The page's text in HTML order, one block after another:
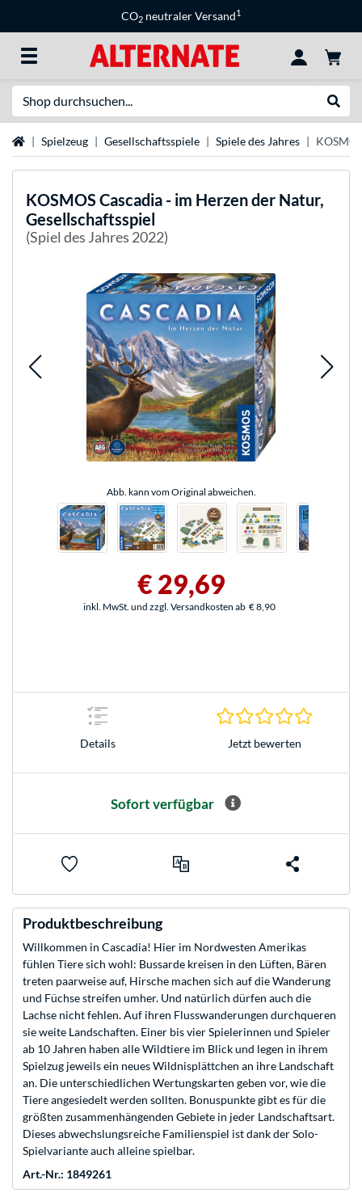
CO2 neutraler Versand1
StartseiteSpielzeug Gesellschaftsspiele Spiele des Jahres
KOSMOS Cascadia - im Herzen der Natur,
Gesellschaftsspiel
(Spiel des Jahres 2022)
Abb. kann vom Original abweichen.
€ 29,69
inkl. MwSt. und zzgl. Versandkosten ab € 8,90
Details Jetzt bewerten
Sofort verfügbar
Produktbeschreibung
Willkommen in Cascadia! Hier im Nordwesten Amerikas
fühlen Tiere sich wohl: Bussarde kreisen in den Lüften, Bären
treten paarweise auf, Hirsche machen sich auf die Wanderung
und Füchse streifen umher. Und natürlich dürfen auch die
Lachse nicht fehlen. Auf ihren Flusswanderungen durchqueren
sie weite Landschaften. Einer bis vier Spielerinnen und Spieler
ab 10 Jahren haben alle Wildtiere im Blick und legen in ihrem
Spielzug jeweils ein neues Wildnisplättchen an ihre Landschaft
an. Die unterschiedlichen Wertungskarten geben vor, wie die
Tiere angesiedelt werden sollten. Bonuspunkte gibt es für die
größten zusammenhängenden Gebiete in jeder Landschaftsart.
Dieses abwechslungsreiche Familienspiel ist dank der Solo-
Spielvariante auch alleine spielbar.
Art.-Nr.: 1849261